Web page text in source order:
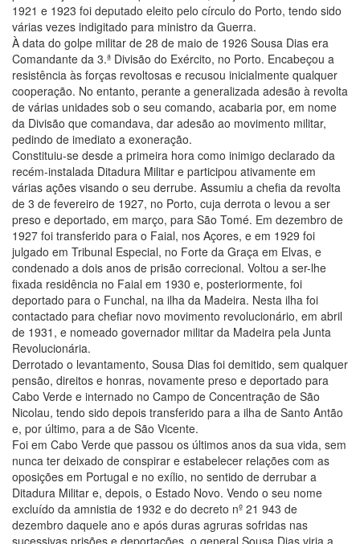
1921 e 1923 foi deputado eleito pelo círculo do Porto, tendo sido
várias vezes indigitado para ministro da Guerra.
À data do golpe militar de 28 de maio de 1926 Sousa Dias era
Comandante da 3.ª Divisão do Exército, no Porto. Encabeçou a
resistência às forças revoltosas e recusou inicialmente qualquer
cooperação. No entanto, perante a generalizada adesão à revolta
de várias unidades sob o seu comando, acabaria por, em nome
da Divisão que comandava, dar adesão ao movimento militar,
pedindo de imediato a exoneração.
Constituiu-se desde a primeira hora como inimigo declarado da
recém-instalada Ditadura Militar e participou ativamente em
várias ações visando o seu derrube. Assumiu a chefia da revolta
de 3 de fevereiro de 1927, no Porto, cuja derrota o levou a ser
preso e deportado, em março, para São Tomé. Em dezembro de
1927 foi transferido para o Faial, nos Açores, e em 1929 foi
julgado em Tribunal Especial, no Forte da Graça em Elvas, e
condenado a dois anos de prisão correcional. Voltou a ser-lhe
fixada residência no Faial em 1930 e, posteriormente, foi
deportado para o Funchal, na ilha da Madeira. Nesta ilha foi
contactado para chefiar novo movimento revolucionário, em abril
de 1931, e nomeado governador militar da Madeira pela Junta
Revolucionária.
Derrotado o levantamento, Sousa Dias foi demitido, sem qualquer
pensão, direitos e honras, novamente preso e deportado para
Cabo Verde e internado no Campo de Concentração de São
Nicolau, tendo sido depois transferido para a ilha de Santo Antão
e, por último, para a de São Vicente.
Foi em Cabo Verde que passou os últimos anos da sua vida, sem
nunca ter deixado de conspirar e estabelecer relações com as
oposições em Portugal e no exílio, no sentido de derrubar a
Ditadura Militar e, depois, o Estado Novo. Vendo o seu nome
excluído da amnistia de 1932 e do decreto nº 21 943 de
dezembro daquele ano e após duras agruras sofridas nas
sucessivas prisões e deportações, o general Sousa Dias viria a